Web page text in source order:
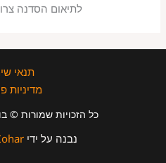
לתיאום הסדנה
תנאי
מדיניות
כל הזכויות שמורות © בודו ארט
נבנה על ידי